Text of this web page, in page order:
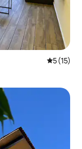
レビュー
5 (15)